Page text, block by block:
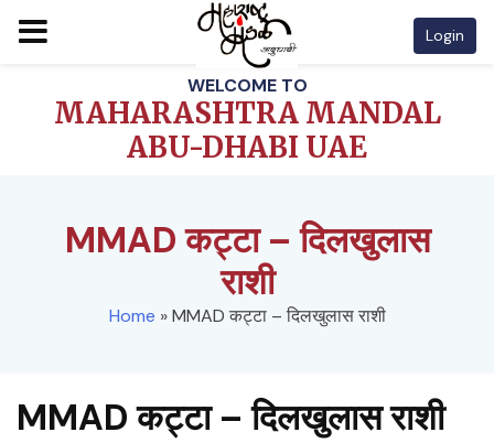
content
WELCOME TO
MAHARASHTRA MANDAL
ABU-DHABI UAE
Login
MMAD कट्टा – दिलखुलास
राशी
Home »MMAD कट्टा – दिलखुलास राशी
MMAD कट्टा – दिलखुलास राशी